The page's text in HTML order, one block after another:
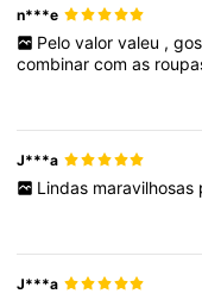
n***e
Pelo valor valeu ,
combinarcomas
J***a
Lindas maravilhosas
J***a